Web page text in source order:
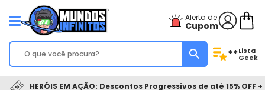
Alerta de
Cupom
**Lista
Geek
HERÓIS EM AÇÃO: Descontos Progressivos de até 15% OFF